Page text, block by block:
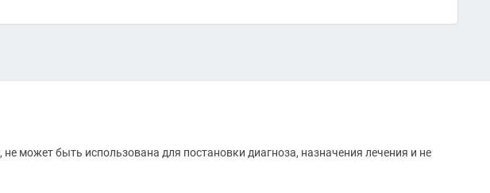
может быть использована для постановки диагноза, назначения лечения и не